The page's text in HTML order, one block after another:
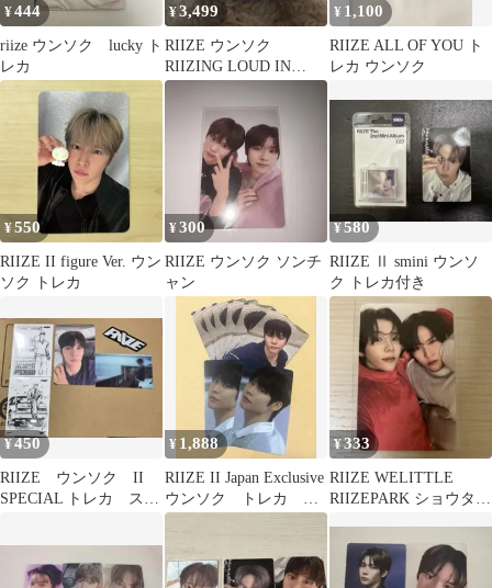
¥444
riize ウンソク lucky ト
レカ
¥3,499
RIIZE ウンソク
RIIZING LOUD IN
SEOUL トレカ
¥ 1,100
RIIZE ALL OF YOU ト
レカ ウンソク
¥550
RIIZE II figure Ver. ウン
ソク トレカ
¥300
RIIZE ウンソク ソンチ
ャン
¥580
RIIZE Ⅱ smini ウンソ
ク トレカ付き
¥450
RIIZE ウンソク II
SPECIAL トレカ ステ
¥ 1,888
RIIZE II Japan Exclusive
ウンソク トレカ タ
ワレコ
¥333
RIIZE WELITTLE
RIIZEPARK ショウタロ